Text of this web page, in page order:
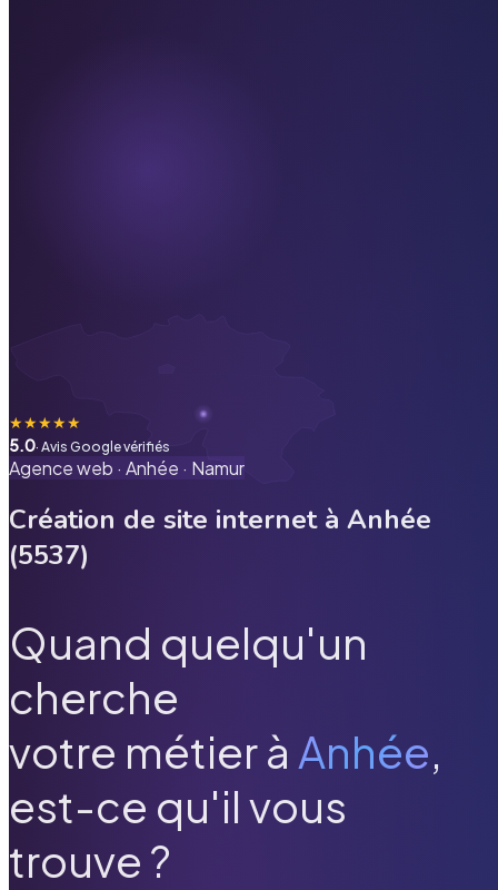
★★★★★
5.0· Avis Google vérifiés
Agence web · Anhée · Namur
Création de site internet à Anhée
(5537)
Quand quelqu'un
cherche
votre métier à Anhée,
est-ce qu'il vous
trouve ?